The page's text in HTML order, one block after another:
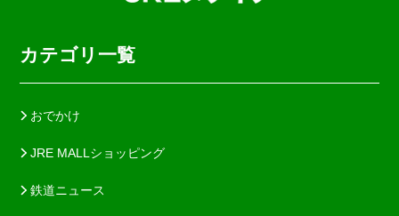
カテゴリ一覧
おでかけ
JRE MALLショッピング
鉄道ニュース